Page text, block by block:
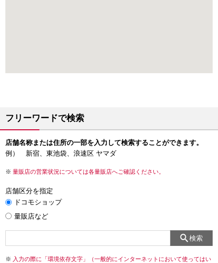
フリーワードで検索
店舗名称または住所の一部を入力して検索することができます。
例） 新宿、東池袋、浪速区 ヤマダ
量販店の営業状況については各量販店へご確認ください。
店舗区分を指定
ドコモショップ
量販店など
検索
入力の際に「環境依存文字」（一般的にインターネットにおいて使ってはい